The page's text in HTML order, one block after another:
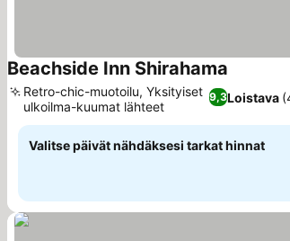
Beachside Inn Shirahama
9,3Loistava
Retro-chic-muotoilu, Yksityiset
ulkoilma-kuumat lähteet
Valitse päivät nähdäksesi tarkat hinnat